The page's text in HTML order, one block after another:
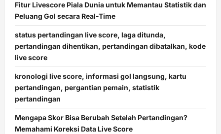
Fitur Livescore Piala Dunia untuk Memantau Statistik dan
Peluang Gol secara Real-Time
status pertandingan live score, laga ditunda,
pertandingan dihentikan, pertandingan dibatalkan, kode
live score
kronologi live score, informasi gol langsung, kartu
pertandingan, pergantian pemain, statistik
pertandingan
Mengapa Skor Bisa Berubah Setelah Pertandingan?
Memahami Koreksi Data Live Score